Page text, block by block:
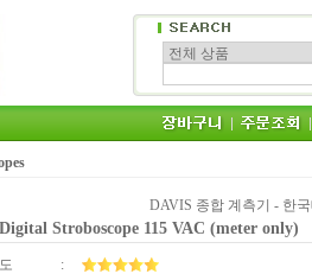
DAVIS 종합 계측기 - 한
Stroboscope 115 VAC (meter only)
: